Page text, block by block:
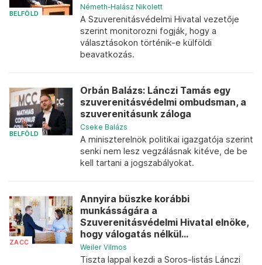
BELFÖLD
Németh-Halász Nikolett
A Szuverenitásvédelmi Hivatal vezetője
szerint monitorozni fogják, hogy a
választásokon történik-e külföldi
beavatkozás.
BELFÖLD
Orbán Balázs: Lánczi Tamás egy
szuverenitásvédelmi ombudsman, a
szuverenitásunk záloga
Cseke Balázs
A miniszterelnök politikai igazgatója szerint
senki nem lesz vegzálásnak kitéve, de be
kell tartani a jogszabályokat.
ZACC
Annyira büszke korábbi
munkásságára a
Szuverenitásvédelmi Hivatal elnöke,
hogy válogatás nélkül...
Weiler Vilmos
Tiszta lappal kezdi a Soros-listás Lánczi